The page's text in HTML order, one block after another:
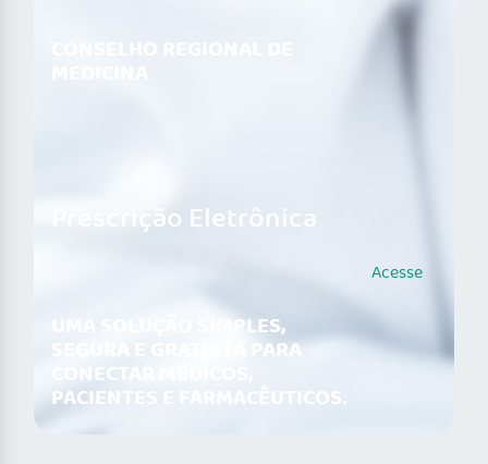
Prescrição Eletrônica
UMA SOLUÇÃO SIMPLES,
SEGURA E GRATUITA PARA
CONECTAR MÉDICOS,
PACIENTES E FARMACÊUTICOS.
Acesse